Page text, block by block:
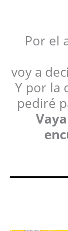
Por el
voy a
Y por la
pediré